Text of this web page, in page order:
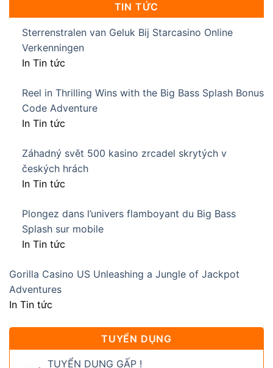
TIN TỨC
Sterrenstralen van Geluk Bij Starcasino Online
Verkenningen
In Tin tức
Reel in Thrilling Wins with the Big Bass Splash Bonus
Code Adventure
In Tin tức
Záhadný svět 500 kasino zrcadel skrytých v
českých hrách
In Tin tức
Plongez dans l’univers flamboyant du Big Bass
Splash sur mobile
In Tin tức
Gorilla Casino US Unleashing a Jungle of Jackpot
Adventures
In Tin tức
TUYỂN DỤNG
TUYỂN DỤNG GẤP !